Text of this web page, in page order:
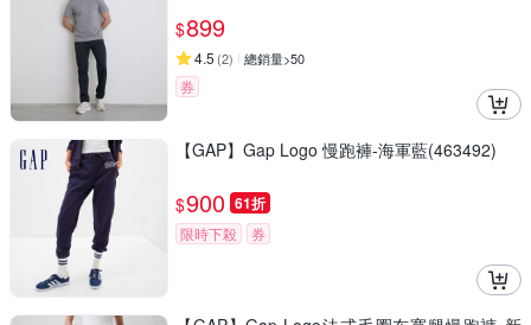
$899
4.5 (2) 總銷量>50
券
【GAP】Gap Logo 慢跑褲-海軍藍(463492)
$900 61折
限時下殺 券